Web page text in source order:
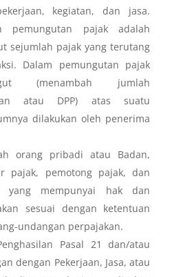
kegiatan, dan jasa.
pemungutan pajak adalah
sejumlah pajak yang terutang
Dalam pemungutan pajak
(menambah jumlah
atau DPP) atas suatu
dilakukan oleh penerima
orang pribadi atau Badan,
pajak, pemotong pajak, dan
yang mempunyai hak dan
sesuai dengan ketentuan
undangan perpajakan.
Pasal 21 dan/atau
dengan Pekerjaan, Jasa, atau